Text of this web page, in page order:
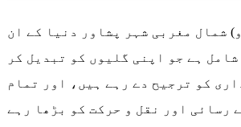
شمال مغربی شہر پشاور دنیا کے ان
ہے جو اپنی گلیوں کو تبدیل کر
کو ترجیح دے رہے ہیں، اور تمام
رسائی اور نقل و حرکت کو بڑھا رہے